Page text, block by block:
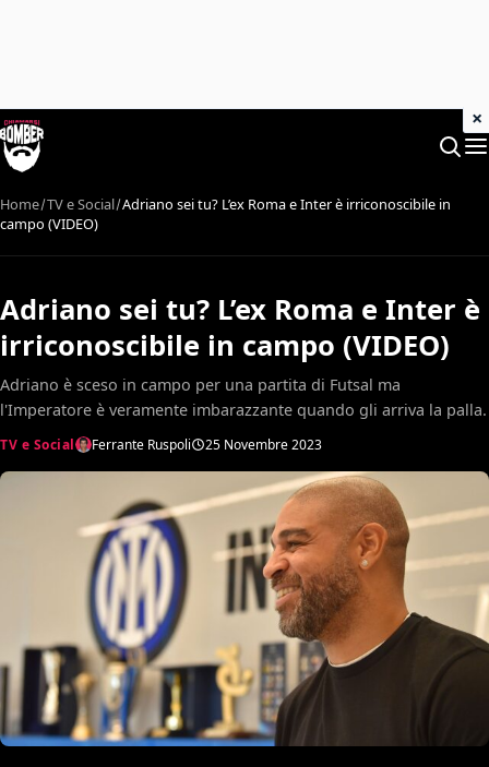
Home TV e Social Adriano sei tu? L’ex Roma e Inter è irriconoscibile in
campo (VIDEO)
Adriano sei tu? L’ex Roma e Inter è
irriconoscibile in campo (VIDEO)
Adriano è sceso in campo per una partita di Futsal ma
l'Imperatore è veramente imbarazzante quando gli arriva la palla.
TV e Social Ferrante Ruspoli 25 Novembre 2023
×